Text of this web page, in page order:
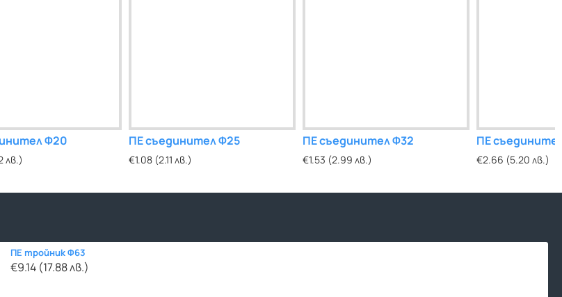
Ф40
(8.27 лв.)
Ф20
лв.)
ПЕ съединител Ф25
€1.08 (2.11 лв.)
ПЕ съединител Ф32
€1.53 (2.99 лв.)
ПЕ
€2.66 (5.20 лв.)
ПЕ тройник Ф63
€9.14 (17.88 лв.)